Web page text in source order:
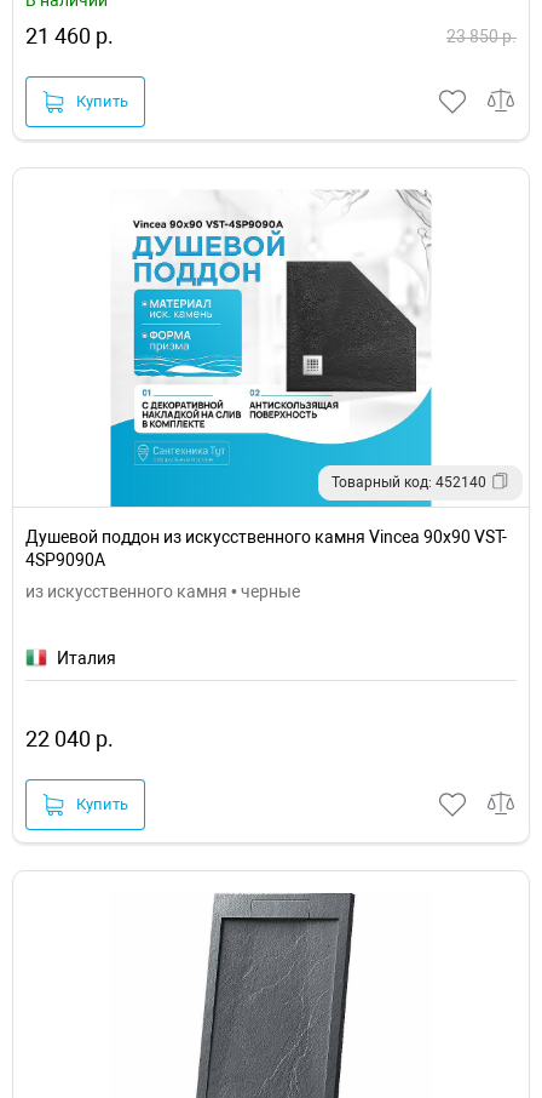
21 460 р. 23 850 р.
Купить
Товарный код: 452140
Душевой поддон из искусственного камня Vincea 90x90 VST-
4SP9090A
из искусственного камня • черные
Италия
22 040 р.
Купить